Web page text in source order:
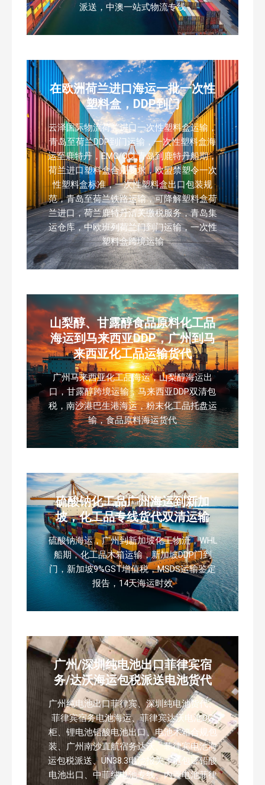
派送，中澳一站式物流专线
在欧洲荷兰进口海运一批一次性
塑料盒，DDP到门
云泽国际物流荷兰进口一次性塑料盒运输，
青岛至荷兰DDP到门运输，一次性塑料盒海
运至鹿特丹，EMC/OCL青岛到鹿特丹船期，
荷兰进口塑料盒合规要求，欧盟禁塑令一次
性塑料盒标准，一次性塑料盒出口包装规
范，青岛至荷兰铁路运输，可降解塑料盒荷
兰进口，荷兰鹿特丹清关缴税服务，青岛集
运仓库，中欧班列荷兰门到门运输，一次性
塑料盒跨境运输
山梨醇、甘露醇食品原料化工品
海运到马来西亚DDP，广州到马
来西亚化工品运输货代
广州马来西亚化工品海运，山梨醇海运出
口，甘露醇跨境运输，马来西亚DDP双清包
税，南沙港巴生港海运，粉末化工品托盘运
输，食品原料海运货代
硫酸钠化工品广州海运到新加
坡，化工品专线货代双清运输
硫酸钠海运，广州到新加坡化工物流，WHL
船期，化工品木箱运输，新加坡DDP门到
门，新加坡9%GST增值税，MSDS运输鉴定
报告，14天海运时效
广州/深圳纯电池出口菲律宾宿
务/达沃海运包税派送电池货代
广州纯电池出口菲律宾、深圳纯电池货代、
菲律宾宿务电池海运、菲律宾达沃电池DG
柜、锂电池铅酸电池出口、电池木箱合规包
装、广州南沙直航宿务达沃、菲律宾电池海
运包税派送、UN38.3电池报关、危包证铅酸
电池出口、中菲纯电池专线、内置电池菲律